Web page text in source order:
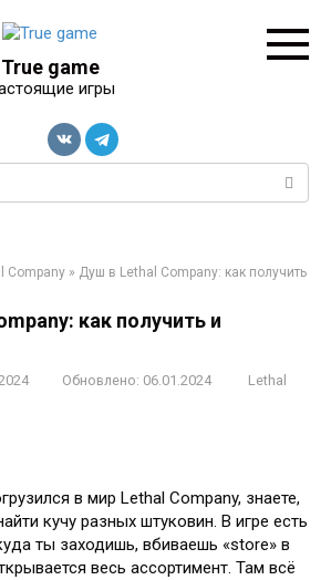
True game
игры
Company » Душ в Lethal Company: как получить
как получить и
Обновлено: 06.01.2024
Lethal
в мир Lethal Company, знаете,
кучу разных штуковин. В игре есть
ты заходишь, вбиваешь «store» в
весь ассортимент. Там всё